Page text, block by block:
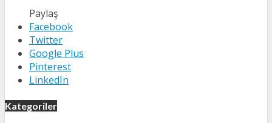
Paylaş
Facebook
Twitter
Google Plus
Pinterest
LinkedIn
Kategoriler